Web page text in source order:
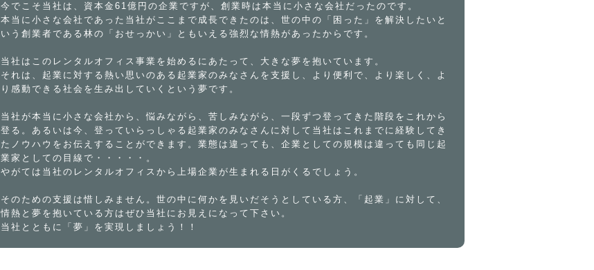
今でこそ当社は、資本金61億円の企業ですが、創業時は本当に小さな会社だったのです。
本当に小さな会社であった当社がここまで成長できたのは、世の中の「困った」を解決したいと
いう創業者である林の「おせっかい」ともいえる強烈な情熱があったからです。
当社はこのレンタルオフィス事業を始めるにあたって、大きな夢を抱いています。
それは、起業に対する熱い思いのある起業家のみなさんを支援し、より便利で、より楽しく、よ
り感動できる社会を生み出していくという夢です。
当社が本当に小さな会社から、悩みながら、苦しみながら、一段ずつ登ってきた階段をこれから
登る。あるいは今、登っていらっしゃる起業家のみなさんに対して当社はこれまでに経験してき
たノウハウをお伝えすることができます。業態は違っても、企業としての規模は違っても同じ起
業家としての目線で・・・・・。
やがては当社のレンタルオフィスから上場企業が生まれる日がくるでしょう。
そのための支援は惜しみません。世の中に何かを見いだそうとしている方、「起業」に対して、
情熱と夢を抱いている方はぜひ当社にお見えになって下さい。
当社とともに「夢」を実現しましょう！！